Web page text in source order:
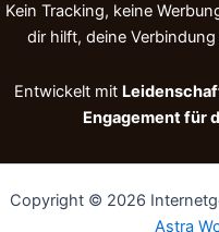
Kein Tracking, keine
dir hilft, deine
Entwickelt mit
Engagement für
Copyright © 2026
Astra